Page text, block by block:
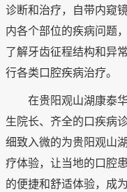
诊断和治疗，自带内窥
内各个部位的疾病问题
了解牙齿征程结构和异
行各类口腔疾病治疗。
在贵阳观山湖康泰
生院长、齐全的口疾病
细致入微的为贵阳观山
疗体验，让当地的口腔
的便捷和舒适体验，成